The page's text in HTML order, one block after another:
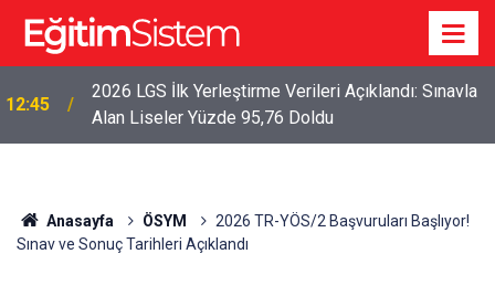
12:45
2026 LGS İlk Yerleştirme Verileri Açıklandı: Sınavla
Alan Liseler Yüzde 95,76 Doldu
Anasayfa ÖSYM
2026 TR-YÖS/2 Başvuruları Başlıyor!
Sınav ve Sonuç Tarihleri Açıklandı